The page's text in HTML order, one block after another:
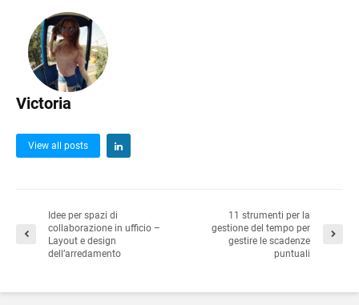
Victoria
View all posts
Idee per spazi di
collaborazione in ufficio –
Layout e design
dell’arredamento
11 strumenti per la
gestione del tempo per
gestire le scadenze
puntuali